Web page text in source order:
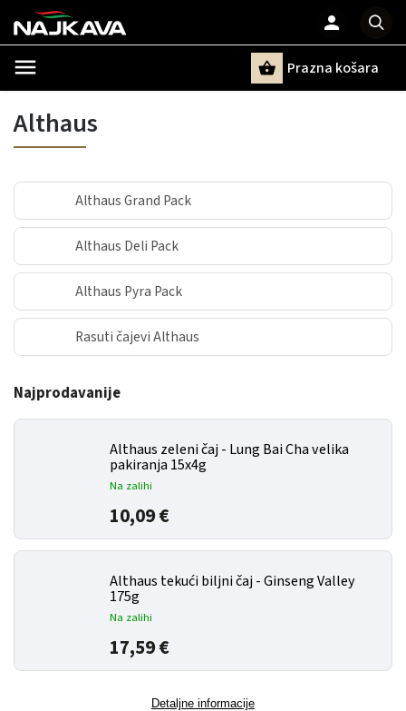
Prazna košara
Althaus
Althaus Grand Pack
Althaus Deli Pack
Althaus Pyra Pack
Rasuti čajevi Althaus
Najprodavanije
Althaus zeleni čaj - Lung Bai Cha velika
pakiranja 15x4g
Na zalihi
10,09 €
Althaus tekući biljni čaj - Ginseng Valley
175g
Na zalihi
17,59 €
Detaljne informacije